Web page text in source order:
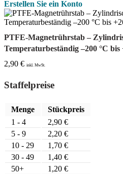
Erstellen Sie ein Konto
PTFE-Magnetrührstab –
Temperaturbeständig –200 °C bis
2,90 € inkl. MwSt.
Staffelpreise
Menge
Stückpreis
1 - 4
2,90 €
5 - 9
2,20 €
10 - 29
1,70 €
30 - 49
1,40 €
50+
1,20 €